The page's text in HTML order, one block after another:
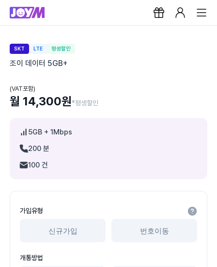
SKT LTE 평생할인
조이 데이터 5GB+
(VAT포함)
월 14,300원*평생할인
5GB + 1Mbps
200 분
100 건
가입유형
신규가입 번호이동
개통방법